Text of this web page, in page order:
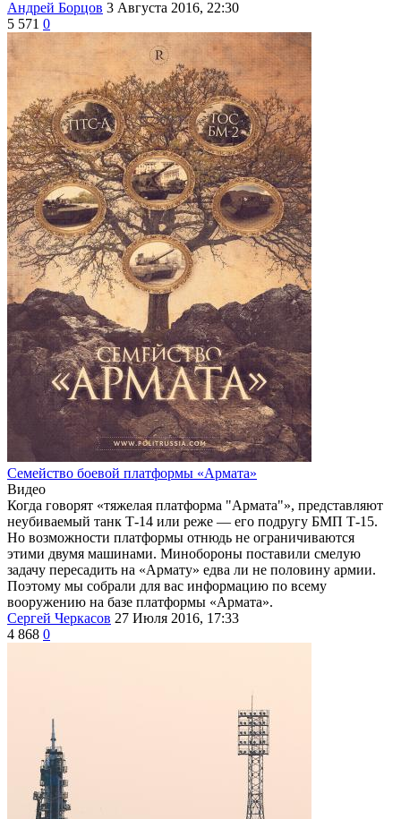
Андрей Борцов 3 Августа 2016, 22:30
5 571 0
Семейство боевой платформы «Армата»
Видео
Когда говорят «тяжелая платформа "Армата"», представляют
неубиваемый танк Т-14 или реже — его подругу БМП Т-15.
Но возможности платформы отнюдь не ограничиваются
этими двумя машинами. Минобороны поставили смелую
задачу пересадить на «Армату» едва ли не половину армии.
Поэтому мы собрали для вас информацию по всему
вооружению на базе платформы «Армата».
Сергей Черкасов 27 Июля 2016, 17:33
4 868 0